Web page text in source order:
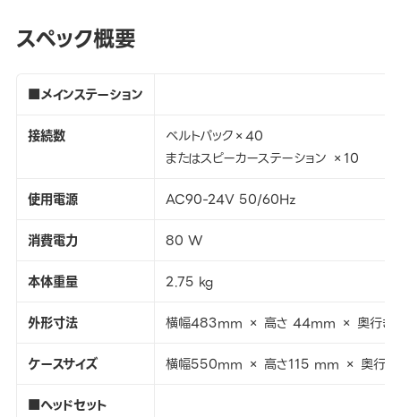
スペック概要
■メインステーション
接続数
ベルトパック×40
またはスピーカーステーション ×10
使用電源
AC90-24V 50/60Hz
消費電力
80 W
本体重量
2.75 kg
外形寸法
横幅483mm × 高さ 44mm × 奥行き
ケースサイズ
横幅550mm × 高さ115 mm × 奥行
■ヘッドセット